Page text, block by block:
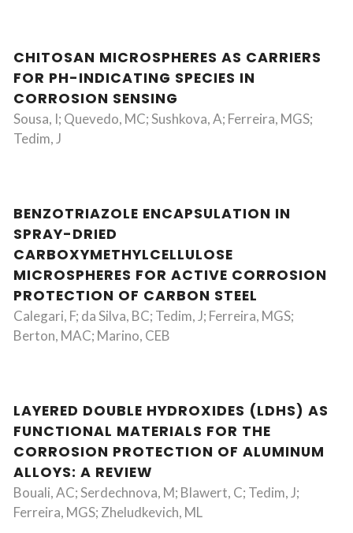
CHITOSAN MICROSPHERES AS CARRIERS
FOR PH-INDICATING SPECIES IN
CORROSION SENSING
Sousa, I; Quevedo, MC; Sushkova, A; Ferreira, MGS;
Tedim, J
BENZOTRIAZOLE ENCAPSULATION IN
SPRAY-DRIED
CARBOXYMETHYLCELLULOSE
MICROSPHERES FOR ACTIVE CORROSION
PROTECTION OF CARBON STEEL
Calegari, F; da Silva, BC; Tedim, J; Ferreira, MGS;
Berton, MAC; Marino, CEB
LAYERED DOUBLE HYDROXIDES (LDHS) AS
FUNCTIONAL MATERIALS FOR THE
CORROSION PROTECTION OF ALUMINUM
ALLOYS: A REVIEW
Bouali, AC; Serdechnova, M; Blawert, C; Tedim, J;
Ferreira, MGS; Zheludkevich, ML